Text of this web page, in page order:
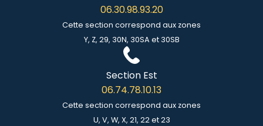
06.30.98.93.20
Cette section correspond aux zones
Y, Z, 29, 30N, 30SA et 30SB
Section Est
06.74.78.10.13
Cette section correspond aux zones
U, V, W, X, 21, 22 et 23